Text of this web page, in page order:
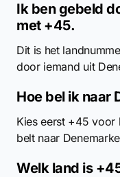
Ik ben gebeld
met +45.
Dit is het
door iemand uit
Hoe bel ik naar
Kies eerst +45 voor
belt naar
Welk land is